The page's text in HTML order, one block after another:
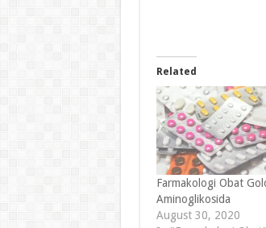
Related
Farmakologi Obat
Aminoglikosida
August 30, 2020